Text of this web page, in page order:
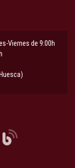
Viernes de 9:00h
en nueva pestaña
abre en nueva
Blog, abre en nueva